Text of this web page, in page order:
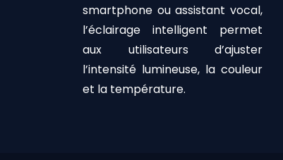
smartphone ou assistant vocal,
l’éclairage intelligent permet
aux utilisateurs d’ajuster
l’intensité lumineuse, la couleur
et la température.